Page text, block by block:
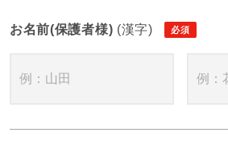
お名前(保護者様) (漢字)